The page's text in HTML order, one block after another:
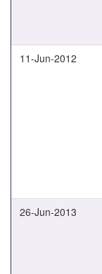
11-Jun-2012
26-Jun-2013